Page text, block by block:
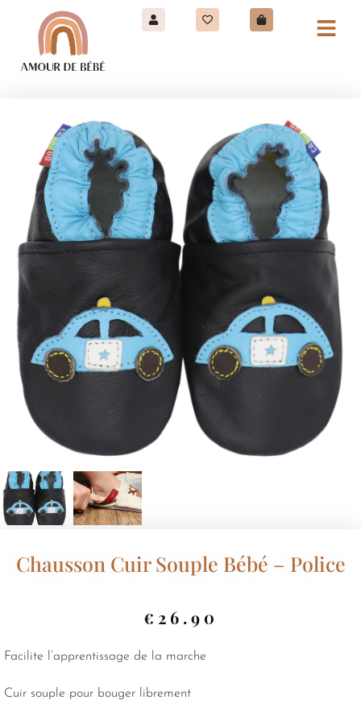
Chausson Cuir Souple Bébé – Police
€ 26.90
Facilite l’apprentissage de la marche
Cuir souple pour bouger librement